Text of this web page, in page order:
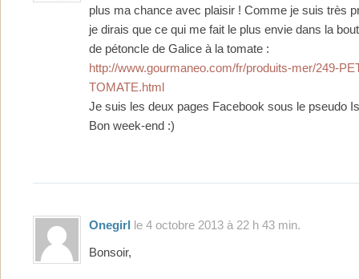
plus ma chance avec plaisir ! Comme je suis très
je dirais que ce qui me fait le plus envie dans la
de pétoncle de Galice à la tomate :
http://www.gourmaneo.com/fr/produits-mer/249-
TOMATE.html
Je suis les deux pages Facebook sous le pseudo
Bon week-end :)
Onegirl le 4 octobre 2013 à 22 h 43 min.
Bonsoir,